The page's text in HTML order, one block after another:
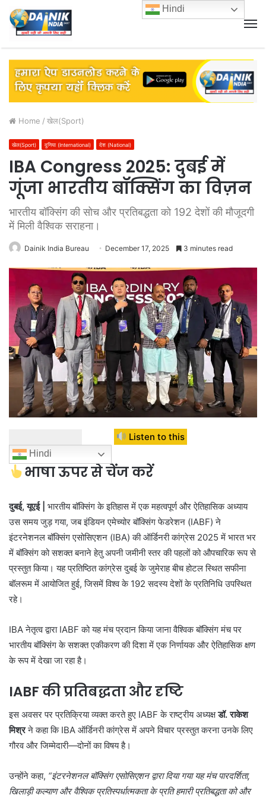
Home / खेल(Sport)
खेल(Sport) दुनिया (International) देश (National)
IBA Congress 2025: दुबई में
गूंजा भारतीय बॉक्सिंग का विज़न
भारतीय बॉक्सिंग की सोच और प्रतिबद्धता को 192 देशों की मौजूदगी
में मिली वैश्विक सराहना।
Dainik India Bureau December 17, 2025 3 minutes read
Listen to this
Hindi
भाषा ऊपर से चेंज करें
दुबई, यूएई | भारतीय बॉक्सिंग के इतिहास में एक महत्वपूर्ण और ऐतिहासिक अध्याय
उस समय जुड़ गया, जब इंडियन एमेच्योर बॉक्सिंग फेडरेशन (IABF) ने
इंटरनेशनल बॉक्सिंग एसोसिएशन (IBA) की ऑर्डिनरी कांग्रेस 2025 में भारत भर
में बॉक्सिंग को सशक्त बनाने हेतु अपनी जमीनी स्तर की पहलों को औपचारिक रूप से
प्रस्तुत किया। यह प्रतिष्ठित कांग्रेस दुबई के जुमेराह बीच होटल स्थित सफीना
बॉलरूम में आयोजित हुई, जिसमें विश्व के 192 सदस्य देशों के प्रतिनिधि उपस्थित
रहे।
IBA नेतृत्व द्वारा IABF को यह मंच प्रदान किया जाना वैश्विक बॉक्सिंग मंच पर
भारतीय बॉक्सिंग के सशक्त एकीकरण की दिशा में एक निर्णायक और ऐतिहासिक क्षण
के रूप में देखा जा रहा है।
IABF की प्रतिबद्धता और दृष्टि
इस अवसर पर प्रतिक्रिया व्यक्त करते हुए IABF के राष्ट्रीय अध्यक्षडॉ. राकेश
मिश्रने कहा कि IBA ऑर्डिनरी कांग्रेस में अपने विचार प्रस्तुत करना उनके लिए
गौरव और जिम्मेदारी—दोनों का विषय है।
उन्होंने कहा, “इंटरनेशनल बॉक्सिंग एसोसिएशन द्वारा दिया गया यह मंच पारदर्शिता,
खिलाड़ी कल्याण और वैश्विक प्रतिस्पर्धात्मकता के प्रति हमारी प्रतिबद्धता को और
Hindi